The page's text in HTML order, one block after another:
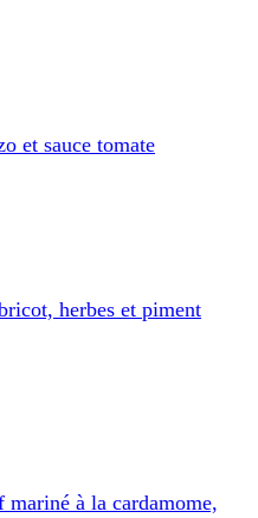
et sauce tomate
herbes et piment
à la cardamome,